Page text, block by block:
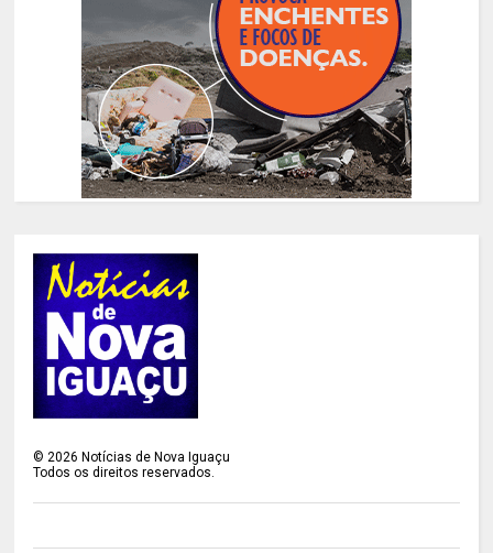
©2026 Notícias de Nova Iguaçu
Todos os direitos reservados.